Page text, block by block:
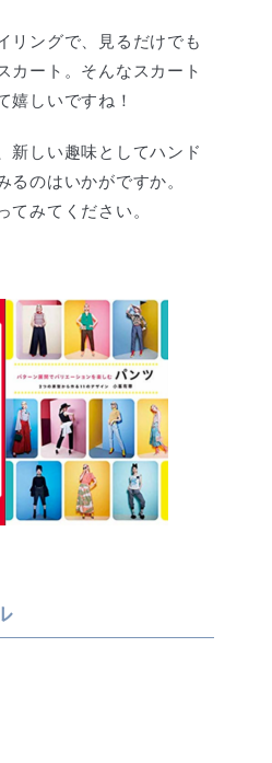
リングで、見るだけでも
カート。そんなスカート
嬉しいですね！
新しい趣味としてハンド
るのはいかがですか。
てみてください。